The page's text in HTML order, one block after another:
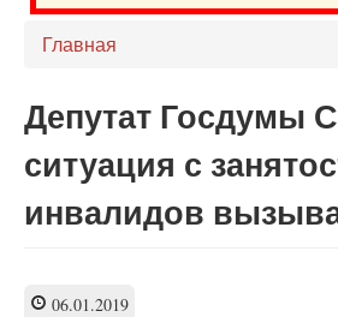
Главная
Депутат Госдумы
ситуация с
инвалидов
06.01.2019